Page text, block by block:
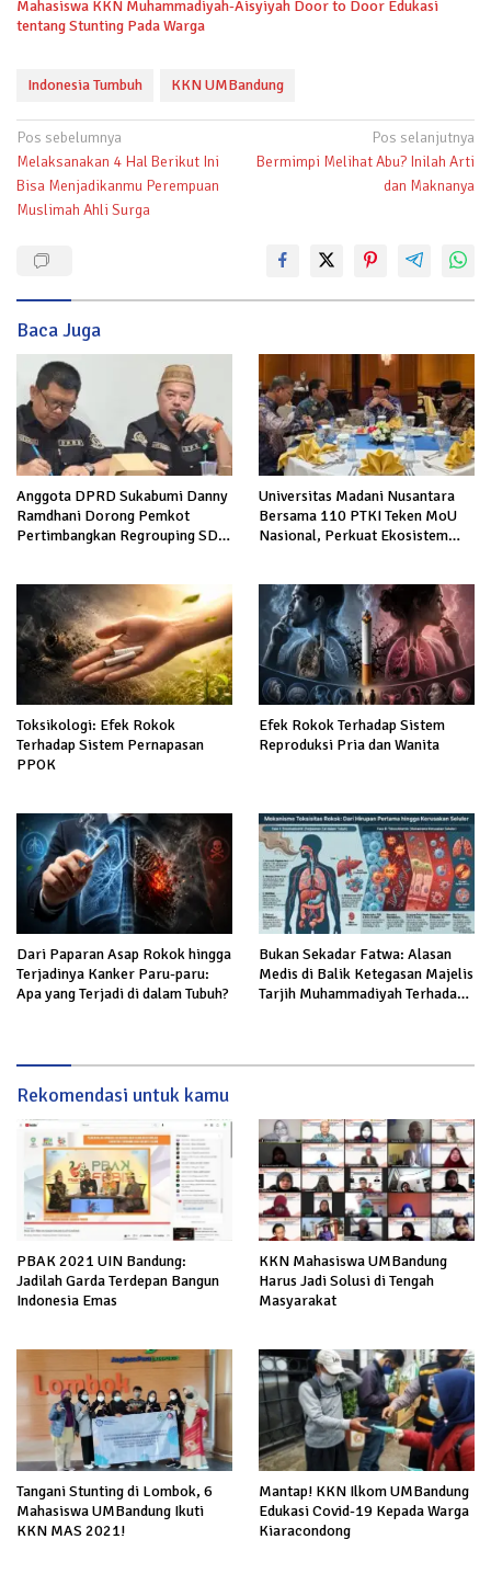
Mahasiswa KKN Muhammadiyah-Aisyiyah Door to Door Edukasi
tentang Stunting Pada Warga
Indonesia Tumbuh KKN UMBandung
Navigasi
pos
Pos sebelumnya
Melaksanakan 4 Hal Berikut Ini
Bisa Menjadikanmu Perempuan
Muslimah Ahli Surga
Pos selanjutnya
Bermimpi Melihat Abu? Inilah Arti
dan Maknanya
Baca Juga
Anggota DPRD Sukabumi Danny
Ramdhani Dorong Pemkot
Pertimbangkan Regrouping SD
Universitas Madani Nusantara
Bersama 110 PTKI Teken MoU
Nasional, Perkuat Ekosistem
Toksikologi: Efek Rokok
Terhadap Sistem Pernapasan
PPOK
Efek Rokok Terhadap Sistem
Reproduksi Pria dan Wanita
Dari Paparan Asap Rokok hingga
Terjadinya Kanker Paru-paru:
Apa yang Terjadi di dalam Tubuh?
Bukan Sekadar Fatwa: Alasan
Medis di Balik Ketegasan Majelis
Tarjih Muhammadiyah Terhadap
Rekomendasi untuk kamu
PBAK 2021 UIN Bandung:
Jadilah Garda Terdepan Bangun
Indonesia Emas
KKN Mahasiswa UMBandung
Harus Jadi Solusi di Tengah
Masyarakat
Tangani Stunting di Lombok, 6
Mahasiswa UMBandung Ikuti
KKN MAS 2021!
Mantap! KKN Ilkom UMBandung
Edukasi Covid-19 Kepada Warga
Kiaracondong